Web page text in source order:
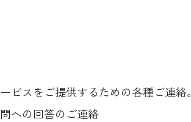
ビスをご提供するための各種ご連絡。
への回答のご連絡